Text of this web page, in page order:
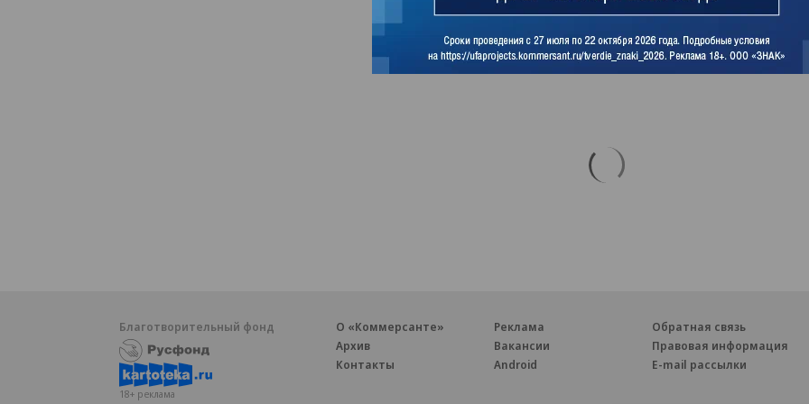
Благотворительный фонд
18+ реклама
О «Коммерсанте»
Архив
Контакты
Реклама
Вакансии
Android
Обратная связь
Правовая информация
E-mail рассылки